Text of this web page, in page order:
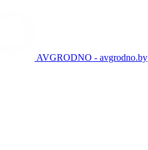
AVGRODNO - avgrodno.by